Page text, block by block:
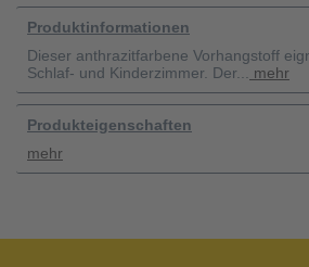
Produktinformationen
Dieser anthrazitfarbene Vorhangstoff
Schlaf- und Kinderzimmer. Der...
mehr
Produkteigenschaften
mehr